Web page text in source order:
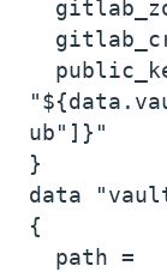
ub"]}"
}
data
{
path =